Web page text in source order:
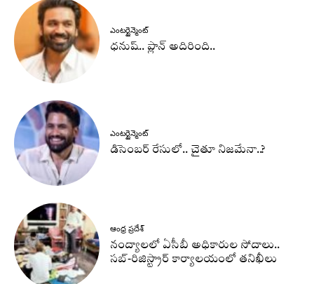
ఎంటర్టైన్మెంట్
ధనుష్‌.. ప్లాన్ అదిరింది..
ఎంటర్టైన్మెంట్
డిసెంబర్ రేసులో.. చైతూ నిజమేనా..?
ఆంధ్ర ప్రదేశ్
నంద్యాలలో ఏసీబీ అధికారుల సోదాలు..
సబ్-రిజిస్ట్రార్ కార్యాలయంలో తనిఖీలు